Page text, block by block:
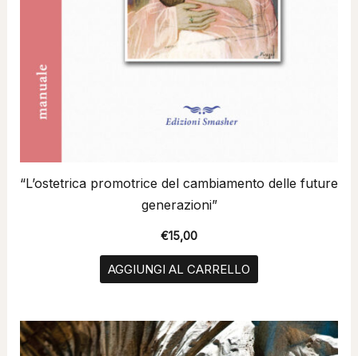
“L’ostetrica promotrice del cambiamento delle future
generazioni”
€15,00
AGGIUNGI AL CARRELLO